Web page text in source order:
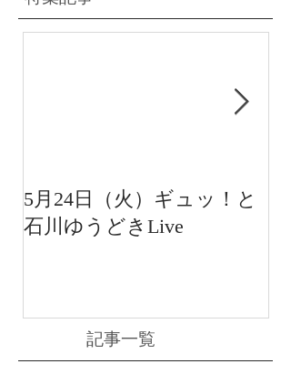
5月24日（火）ギュッ！と
石川ゆうどきLive
記事一覧